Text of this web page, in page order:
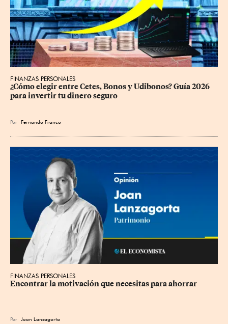
FINANZAS PERSONALES
¿Cómo elegir entre Cetes, Bonos y Udibonos? Guía 2026
para invertir tu dinero seguro
Por Fernando Franco
FINANZAS PERSONALES
Encontrar la motivación que necesitas para ahorrar
Por Joan Lanzagorta